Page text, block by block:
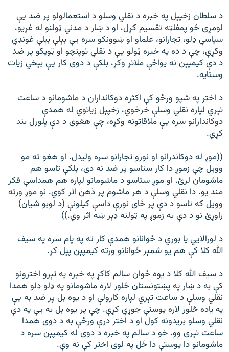
د سلطان زخپېل په خبره د نقلي وسلو د استعمالولو پر ضد يې
لومړی څو پمفلټه تقسیم کړل، او د ښار د مدني ټولنو له غړيو،
سیاسي ډلو، تجارانو، علماو او ښوونکو سره يې بېلې بېلې غونډي
وکړې، چې د ده په خبره ټولو يې د نقلي توپنچو او ټوپکو پر ضد
د دې کیمپېن نه يواځې ملاتړ وکړ، بلکې د دوی کار يې بېخي زیات
وستايه.
د اختر په شپو ورځو کې اکثره دوکانداران د ماشومانو د ساعت
تېري لپاره نقلي وسلې خرڅوي، زخپېل زیاتوي له همدې
دوکاندارانو سره يې ملاقاتونه وکړه، چې هغوی د دې پلورل بند
کړي.
((موږ له دوکاندرانو او نورو تجارانو سره ولیدل. او هغو ته مو
وویل چې زموږ دا کار ستاسو پر ضد نه دی، بلکې تاسو هم
ماشومان لرئ. او موږ ستاسو د ماشومانو لپاره هم همداسې فکر
مند يو. دا نقلي وسلې د هر ماشوم پر ذهن اثر کوي. نو موږ ورته
وویل که تاسو د دې پر ځای نورې داسې کیلونې (د لوبو شیان)
راوړئ نو د دې به زموږ په ټولنه ډېر ښه اثر وي.))
د لورالايي يا بوري د ځوانانو همدې کار ته په پام سره په سیف
الله کلا کې هم يو شمېر ځوانانو ورته کیمپېن پېل کړ.
د سیف الله کلا د يوه ځوان سالم کاکړ په خبره په تېرو اخترونو
کې به د ښار په پښتونستان څلور لاره ماشومانو په ډلو ډلو همدا
نقلي وسلې د ساعت تېري لپاره کارولې او د يوه بل پر ضد به يې
په ياده څلور لاره پوستې جوړي کړې. چې پر يوه بل به يې په دې
نقلي وسلو بریدونه کول او د اختر درې ورځې به د دوی همدا
ساعت تېری وو. خو د سالم په خبره د دوی له کیمپېن سره د
ماشومانو دا پوستې دا ځل په لوی اختر کې نه وې.